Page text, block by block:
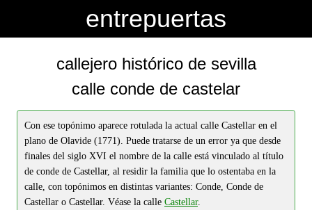
entrepuertas
callejero histórico de sevilla
calle conde de castelar
Con ese topónimo aparece rotulada la actual calle Castellar en el
plano de Olavide (1771). Puede tratarse de un error ya que desde
finales del siglo XVI el nombre de la calle está vinculado al título
de conde de Castellar, al residir la familia que lo ostentaba en la
calle, con topónimos en distintas variantes: Conde, Conde de
Castellar o Castellar. Véase la calle Castellar.